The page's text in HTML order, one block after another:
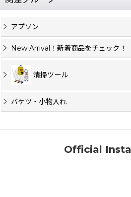
アプソン
New Arrival！新着商品をチェック！
清掃ツール
バケツ・小物入れ
Official